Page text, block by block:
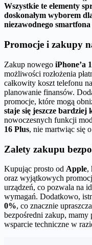
Wszystkie te elementy
doskonałym wyborem
niezawodnego
Promocje i zakupy
Zakup nowego iPhone’a
możliwości rozłożenia
całkowity koszt telefonu
planowanie finansów.
promocje, które mogą
staje się jeszcze bardziej
nowoczesnych funkcji
16 Plus, nie martwiąc się
Zalety zakupu
Kupując prosto od Apple,
oraz wyjątkowych
urządzeń, co pozwala na
wymagań. Dodatkowo,
0%, co znacznie
bezpośredni zakup, mamy
wsparcie techniczne w